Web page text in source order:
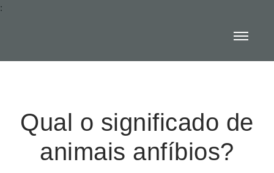
:
Qual o significado de
animais anfíbios?